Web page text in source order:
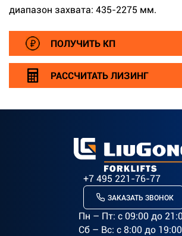
диапазон захвата: 435-2275 мм.
ПОЛУЧИТЬ КП
РАССЧИТАТЬ ЛИЗИНГ
+7 495 221-76-77
ЗАКАЗАТЬ ЗВОНОК
Пн – Пт: c 09:00 до
Сб – Вс: с 8:00 до 19:00